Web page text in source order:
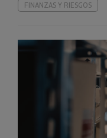
FINANZAS Y RIESGOS